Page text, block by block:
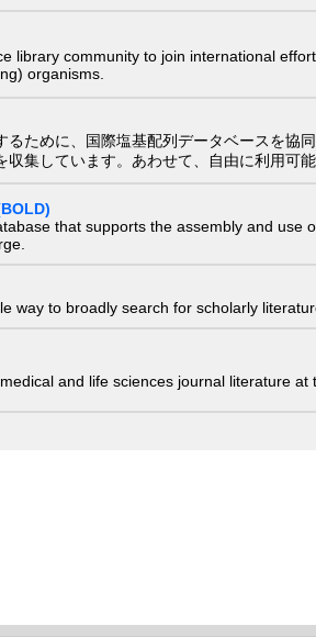
library community to join international
organisms.
るために、国際塩基配列データベースを
集しています。あわせて、自由に利用可
that supports the assembly and
way to broadly search for scholarly
and life sciences journal literature